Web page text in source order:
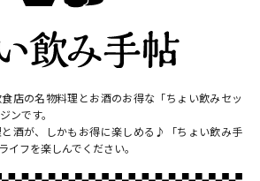
店の名物料理とお酒のお得な「ちょい飲みセッ
ンです。
酒が、しかもお得に楽しめる♪「ちょい飲み手
イフを楽しんでください。